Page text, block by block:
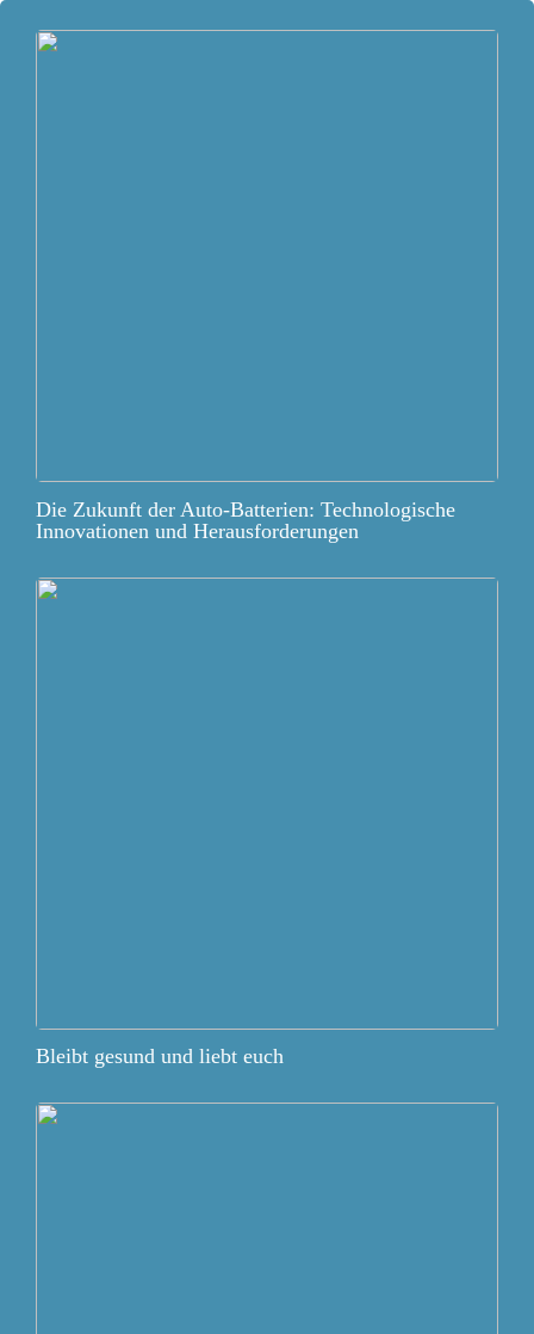
Die Zukunft der Auto-Batterien: Technologische
Innovationen und Herausforderungen
Bleibt gesund und liebt euch